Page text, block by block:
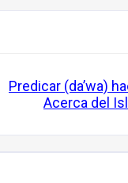
Predicar (da’wa)
Acerca del